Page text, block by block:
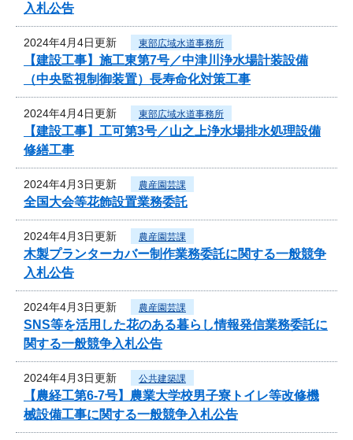
入札公告
2024年4月4日更新 東部広域水道事務所
【建設工事】施工東第7号／中津川浄水場計装設備
（中央監視制御装置）長寿命化対策工事
2024年4月4日更新 東部広域水道事務所
【建設工事】工可第3号／山之上浄水場排水処理設備
修繕工事
2024年4月3日更新 農産園芸課
全国大会等花飾設置業務委託
2024年4月3日更新 農産園芸課
木製プランターカバー制作業務委託に関する一般競争
入札公告
2024年4月3日更新 農産園芸課
SNS等を活用した花のある暮らし情報発信業務委託に
関する一般競争入札公告
2024年4月3日更新 公共建築課
【農経工第6-7号】農業大学校男子寮トイレ等改修機
械設備工事に関する一般競争入札公告